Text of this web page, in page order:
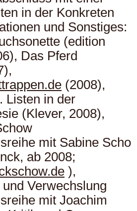
in der Konkreten
und Sonstiges:
(edition
Das Pferd
(2008),
Listen in der
(Klever, 2008),
mit Sabine Scho
ab 2008;
),
Verwechslung
mit Joachim